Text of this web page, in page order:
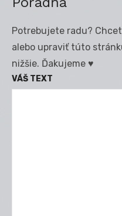
Potrebujete radu?
alebo upraviť túto
nižšie. Ďakujeme ♥
VÁŠ TEXT